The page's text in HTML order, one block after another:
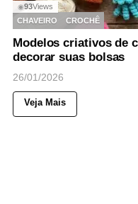
◉93Views
CHAVEIRO
CROCHÊ
Modelos criativos de
decorar suas bolsas
26/01/2026
Veja Mais